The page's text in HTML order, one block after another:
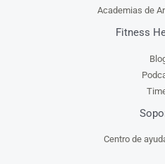
Academias de
Fitness
Centro de